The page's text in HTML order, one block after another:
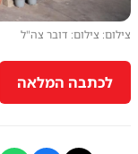
צילום: צילום: דובר צה"ל
לכתבה המלאה